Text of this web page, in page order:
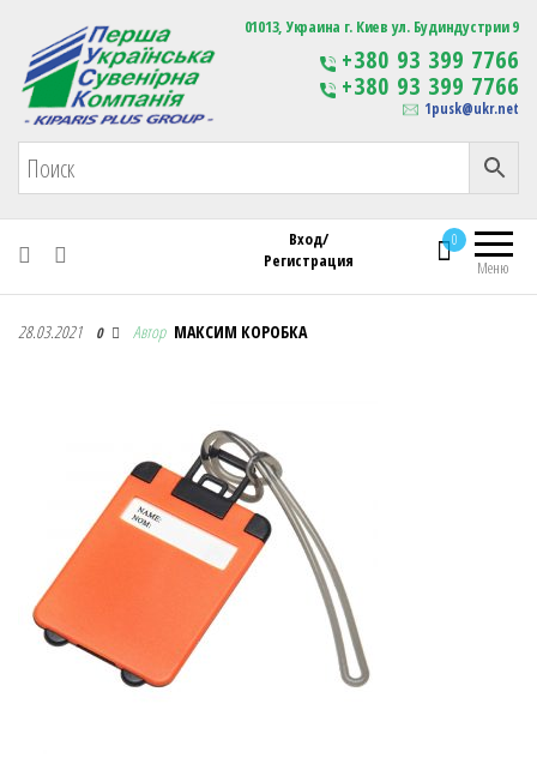
Первая Украинская Сувенирная Компания Изготовление
сувенирной продукции
с логотипом
01013, Украина г. Киев ул. Будиндустрии 9
+380 93 399 7766
+380 93 399 7766
1pusk@ukr.net
Меню
0
Вход/
Регистрация
Первая Украинская Сувенирная Компания
28.03.2021 0 Автор МАКСИМ КОРОБКА